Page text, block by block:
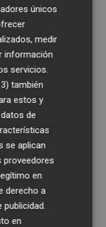
y Logan
Monferrer sufre
del transporte
en La Manga con
cartelera en agosto:
nueva entrega de
únicos
medir
información
servicios.
también
estos y
de
se aplican
proveedores
en
derecho a
publicidad.
en